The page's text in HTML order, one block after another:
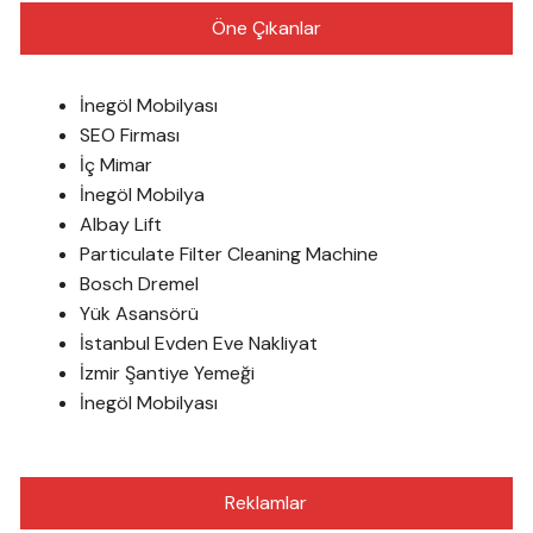
Öne Çıkanlar
İnegöl Mobilyası
SEO Firması
İç Mimar
İnegöl Mobilya
Albay Lift
Particulate Filter Cleaning Machine
Bosch Dremel
Yük Asansörü
İstanbul Evden Eve Nakliyat
İzmir Şantiye Yemeği
İnegöl Mobilyası
Reklamlar